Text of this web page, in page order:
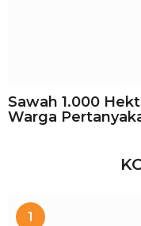
Sawah 1.000
Warga
1